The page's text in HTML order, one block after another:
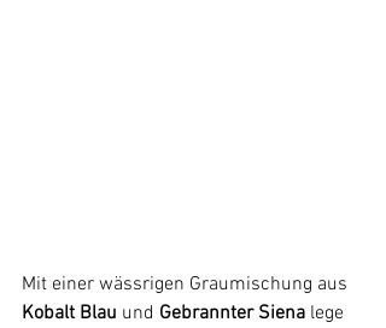
Mit einer wässrigen Graumischung aus
Kobalt Blau und Gebrannter Siena lege